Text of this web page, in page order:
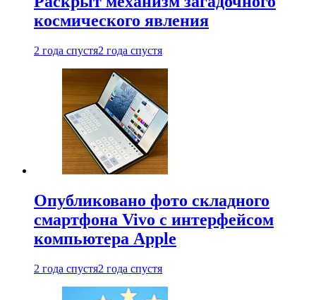
космического явления
2 года спустя2 года спустя
Опубликовано фото складного
смартфона Vivo с интерфейсом
компьютера Apple
2 года спустя2 года спустя